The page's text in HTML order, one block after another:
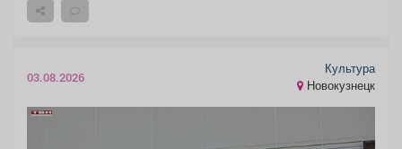
03.08.2026
Культура
Новокузнецк